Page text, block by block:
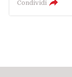
Condividi